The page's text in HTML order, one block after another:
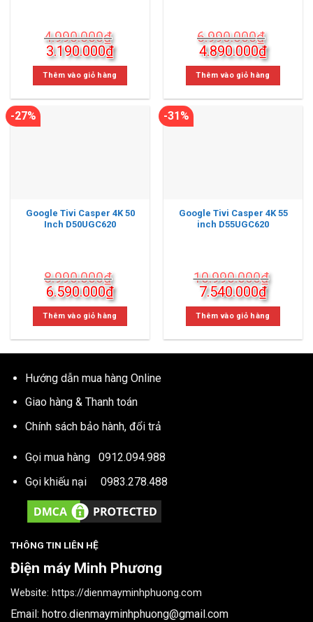
4.990.000₫
Giá
gốc
là:
3.190.000₫Giá
hiện
tại
3.190.000₫.
Thêm vào giỏ hàng
6.990.000₫
Giá
gốc
là:
4.890.000₫Giá
hiện
tại
Thêm vào giỏ hàng
-27%
Google Tivi Casper 4K 50
Inch D50UGC620
8.990.000₫
Giá
gốc
là:
6.590.000₫Giá
hiện
tại
Thêm vào giỏ hàng
-31%
Google Tivi Casper 4K 55
inch D55UGC620
10.990.000₫
Giá
gốc
là:
7.540.000₫Giá
hiện
tại
Thêm vào giỏ hàng
Hướng dẫn mua hàng Online
Giao hàng & Thanh toán
Chính sách bảo hành, đổi trả
Gọi mua hàng 0912.094.988
Gọi khiếu nại 0983.278.488
THÔNG TIN LIÊN HỆ
Điện máy Minh Phương
Website: https://dienmayminhphuong.com
Email: hotro.dienmayminhphuong@gmail.com